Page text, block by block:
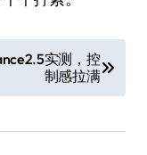
实测，控
制感拉满